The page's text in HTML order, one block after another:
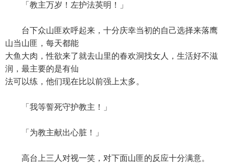
「教主万岁！左护法英明！」
台下众山匪欢呼起来，十分庆幸当初的自己选择来落鹰
山当山匪，每天都能
大鱼大肉，性欲来了就去山里的春欢洞找女人，生活好不滋
润，最主要的是有仙
法可以练，他们现在比以前强上太多。
「我等誓死守护教主！」
「为教主献出心脏！」
高台上三人对视一笑，对下面山匪的反应十分满意。